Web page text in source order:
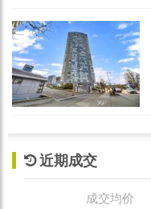
近期成交
成交均价